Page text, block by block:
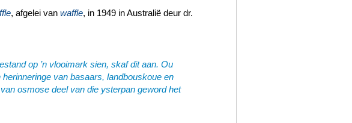
, afgelei vanwaffle, in 1949 in Australië deur dr.
op ’n vlooimark sien, skaf dit aan. Ou
van basaars, landbouskoue en
osmose deel van die ysterpan geword het